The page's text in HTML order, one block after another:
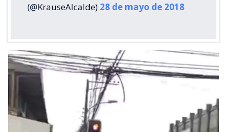
(@KrauseAlcalde) 28 de mayo de 2018